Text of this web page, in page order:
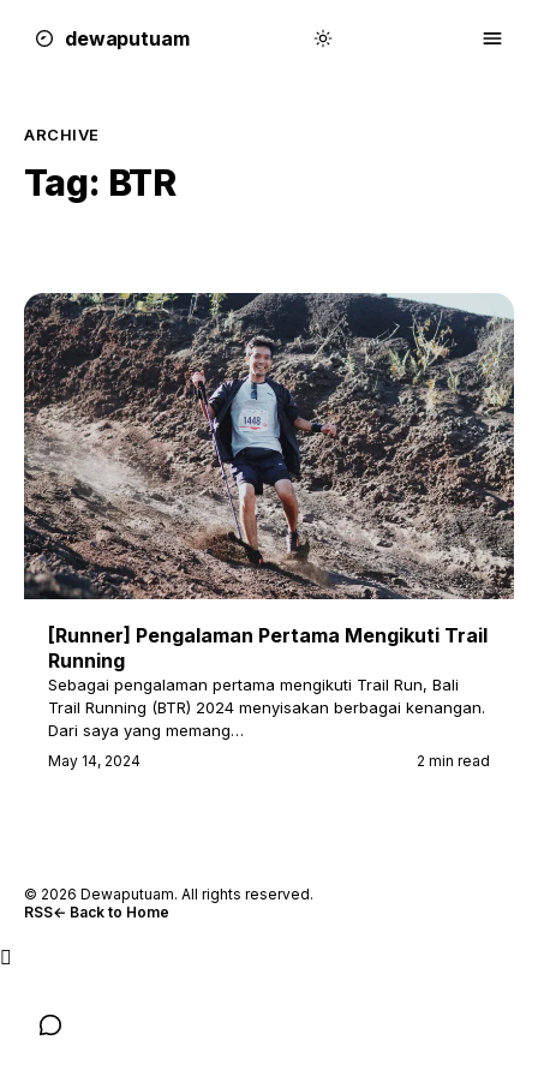
dewaputuam
ARCHIVE
Tag: BTR
[Runner] Pengalaman Pertama Mengikuti Trail
Running
Sebagai pengalaman pertama mengikuti Trail Run, Bali
Trail Running (BTR) 2024 menyisakan berbagai kenangan.
Dari saya yang memang…
May 14, 2024 2 min read
© 2026 Dewaputuam. All rights reserved.
RSS← Back to Home